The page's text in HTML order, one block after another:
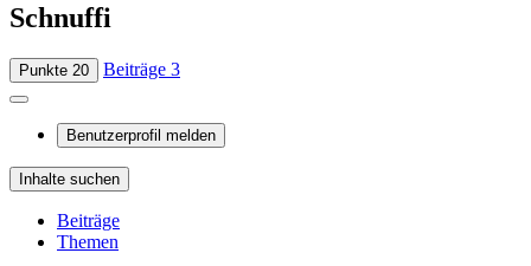
Schnuffi
Punkte 20 Beiträge 3
Benutzerprofil melden
Inhalte suchen
Beiträge
Themen